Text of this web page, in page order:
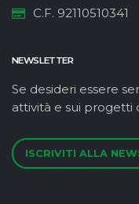
C.F. 92110510341
NEWSLETTER
Se desideri essere
attività e sui progetti
ISCRIVITI ALLA